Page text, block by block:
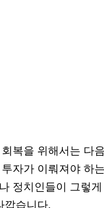
복을 위해서는 다
자가 이뤄져야 하
정치인들이 그렇
깝습니다.